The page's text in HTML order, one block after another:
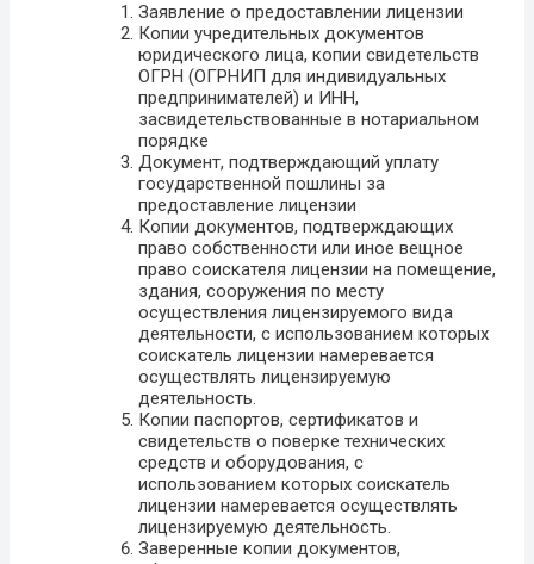
Заявление о предоставлении лицензии
Копии учредительных документов
юридического лица, копии свидетельств
ОГРН (ОГРНИП для индивидуальных
предпринимателей) и ИНН,
засвидетельствованные в нотариальном
порядке
Документ, подтверждающий уплату
государственной пошлины за
предоставление лицензии
Копии документов, подтверждающих
право собственности или иное вещное
право соискателя лицензии на помещение,
здания, сооружения по месту
осуществления лицензируемого вида
деятельности, с использованием которых
соискатель лицензии намеревается
осуществлять лицензируемую
деятельность.
Копии паспортов, сертификатов и
свидетельств о поверке технических
средств и оборудования, с
использованием которых соискатель
лицензии намеревается осуществлять
лицензируемую деятельность.
Заверенные копии документов,